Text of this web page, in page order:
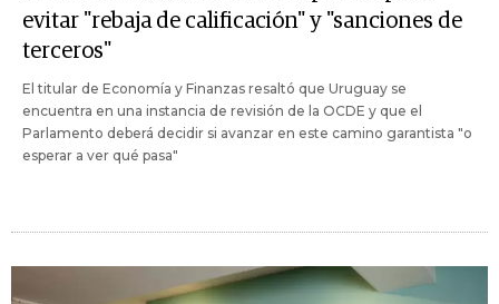
evitar "rebaja de calificación" y "sanciones de
terceros"
El titular de Economía y Finanzas resaltó que Uruguay se
encuentra en una instancia de revisión de la OCDE y que el
Parlamento deberá decidir si avanzar en este camino garantista "o
esperar a ver qué pasa"